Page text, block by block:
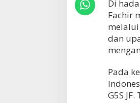
Di
Fachir
dan
Pada
G5S